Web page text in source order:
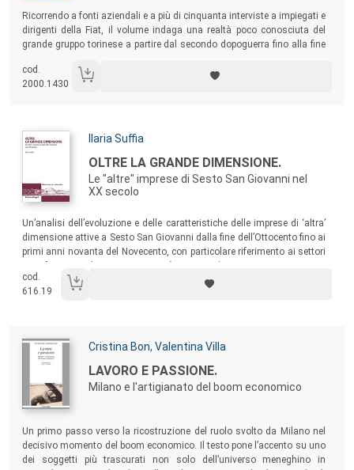
Ricorrendo a fonti aziendali e a più di cinquanta interviste a impiegati e
dirigenti della Fiat, il volume indaga una realtà poco conosciuta del
grande gruppo torinese a partire dal secondo dopoguerra fino alla fine
rappresenta un metodo efficace per delineare e far emergere la
memoria di un gruppo e dinamiche lavorative, e non solo, complesse.
cod.
2000.1430
Autori:
Ilaria Suffia
Titolo:
OLTRE LA GRANDE DIMENSIONE.
Le "altre" imprese di Sesto San Giovanni nel
XX secolo
Sommario:
Un’analisi dell’evoluzione e delle caratteristiche delle imprese di ‘altra’
dimensione attive a Sesto San Giovanni dalla fine dell’Ottocento fino ai
primi anni novanta del Novecento, con particolare riferimento ai settori
metalmeccanico, siderurgico ed elettromeccanico.
cod.
616.19
Autori:
Cristina Bon, Valentina Villa
Titolo:
LAVORO E PASSIONE.
Milano e l'artigianato del boom economico
Un primo passo verso la ricostruzione del ruolo svolto da Milano nel
decisivo momento del boom economico. Il testo pone l’accento su uno
dei soggetti più trascurati non solo dell’universo meneghino in